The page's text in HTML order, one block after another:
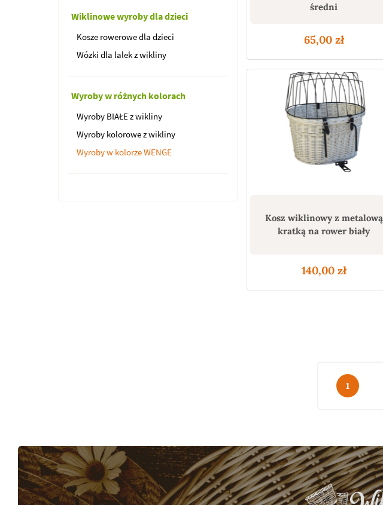
Wiklinowe wyroby dla dzieci
Kosze rowerowe dla dzieci
Wózki dla lalek z wikliny
Wyroby w różnych kolorach
Wyroby BIAŁE z wikliny
Wyroby kolorowe z wikliny
Wyroby w kolorze WENGE
średni
65,00 zł
Kosz wiklinowy z metalową
kratką na rower biały
140,00 zł
1